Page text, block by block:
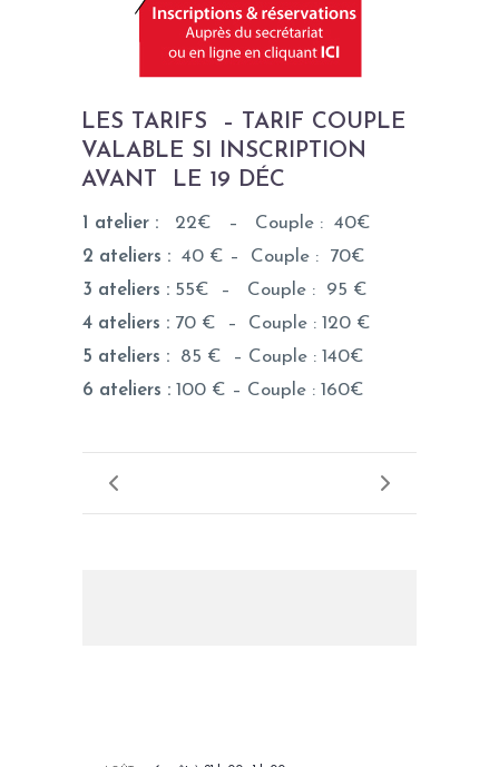
LES TARIFS – TARIF COUPLE
VALABLE SI INSCRIPTION
AVANT LE 19 DÉC
1 atelier :
22€ – Couple : 40€
2 ateliers : 40 € – Couple : 70€
3 ateliers : 55€ – Couple : 95 €
4 ateliers : 70 € – Couple : 120 €
5 ateliers : 85 € – Couple : 140€
6 ateliers : 100 € – Couple : 160€